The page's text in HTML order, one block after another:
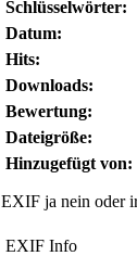
Schlüsselwörter:
Datum:
Hits:
Downloads:
Bewertung:
Dateigröße:
Hinzugefügt von:
EXIF ja nein oder
EXIF Info